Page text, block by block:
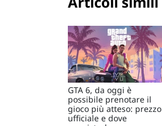
GTA 6, da oggi è
possibile prenotare il
gioco più atteso: prezzo
ufficiale e dove